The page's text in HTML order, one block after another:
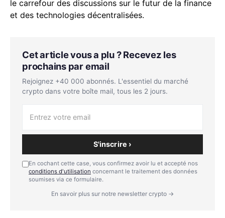
le carrefour des discussions sur le futur de la finance
et des technologies décentralisées.
Cet article vous a plu ? Recevez les
prochains par email
Rejoignez +40 000 abonnés. L'essentiel du marché
crypto dans votre boîte mail, tous les 2 jours.
S'inscrire ›
En cochant cette case, vous confirmez avoir lu et accepté nos
conditions d'utilisation concernant le traitement des données
soumises via ce formulaire.
En savoir plus sur notre newsletter crypto →